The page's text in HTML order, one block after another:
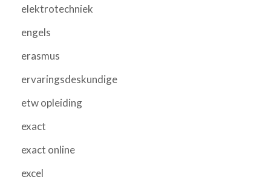
elektrotechniek
engels
erasmus
ervaringsdeskundige
etw opleiding
exact
exact online
excel